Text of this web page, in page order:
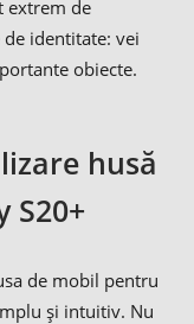
extrem de
identitate: vei
obiecte.
husă
S20+
de mobil pentru
și intuitiv. Nu